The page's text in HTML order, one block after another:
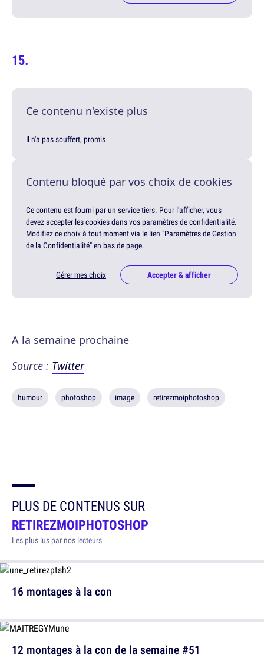
Ce contenu n'existe plus
Il n'a pas souffert, promis
Contenu bloqué par vos choix de cookies
Ce contenu est fourni par un service tiers. Pour l'afficher, vous
devez accepter les cookies dans vos paramètres de confidentialité.
Modifiez ce choix à tout moment via le lien "Paramètres de Gestion
de la Confidentialité" en bas de page.
Gérer mes choix Accepter & afficher
A la semaine prochaine
Source : Twitter
humour photoshop image retirezmoiphotoshop
PLUS DE CONTENUS SUR
RETIREZMOIPHOTOSHOP
Les plus lus par nos lecteurs
16 montages à la con
12 montages à la con de la semaine #51